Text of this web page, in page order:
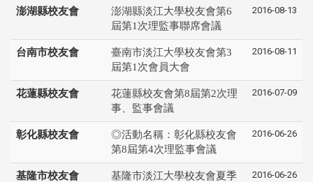
澎湖縣校友會
澎湖縣淡江大學校友會第6
屆第1次理監事聯席會議
2016-08-13
台南市校友會
臺南市淡江大學校友會第3
屆第1次會員大會
2016-08-11
花蓮縣校友會
花蓮縣校友會第8屆第2次理
事、監事會議
2016-07-09
彰化縣校友會
◎活動名稱：彰化縣校友會
第8屆第4次理監事會議
2016-06-26
基隆市校友會
基隆市淡江大學校友會夏季
2016-06-26